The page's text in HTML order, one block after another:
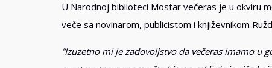
U Narodnoj biblioteci Mostar večeras je u okviru
veče sa novinarom, publicistom i književnikom
“Izuzetno mi je zadovoljstvo da večeras imamo u